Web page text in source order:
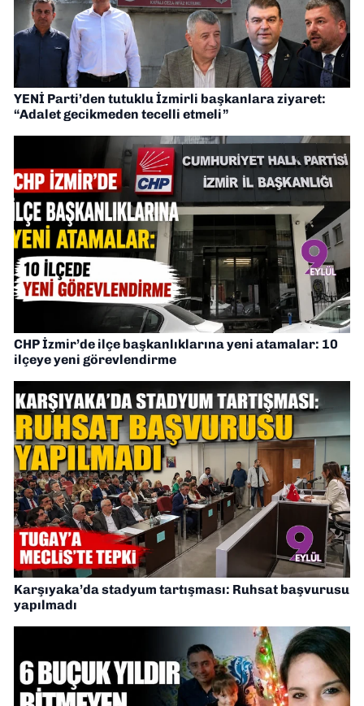
YENİ Parti’den tutuklu İzmirli başkanlara ziyaret:
“Adalet gecikmeden tecelli etmeli”
CHP İzmir’de ilçe başkanlıklarına yeni atamalar: 10
ilçeye yeni görevlendirme
Karşıyaka’da stadyum tartışması: Ruhsat başvurusu
yapılmadı